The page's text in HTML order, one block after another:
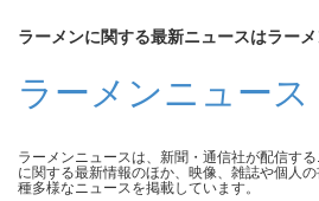
ラーメンに関する最新ニュースはラー
ラーメンニュース
ラーメンニュースは、新聞・通信社が配信す
に関する最新情報のほか、映像、雑誌や個人
種多様なニュースを掲載しています。